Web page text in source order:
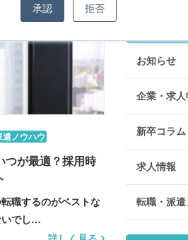
承認 拒否
ノウハウ
つが最適？採用時
職するのがベストな
いでし…
お知らせ
企業・求人
新卒コラム
求人情報
転職・派